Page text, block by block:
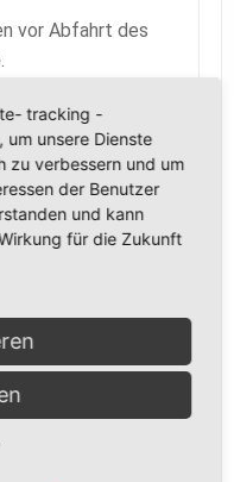
vor Abfahrt des
.
bis zum
regelmäßigen
E-Mail-
.
tracking -
unsere Dienste
zu verbessern und um
der Benutzer
und kann
für die Zukunft